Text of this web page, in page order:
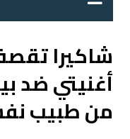
شاكيرا
أغنيتي ضد
من طبيب